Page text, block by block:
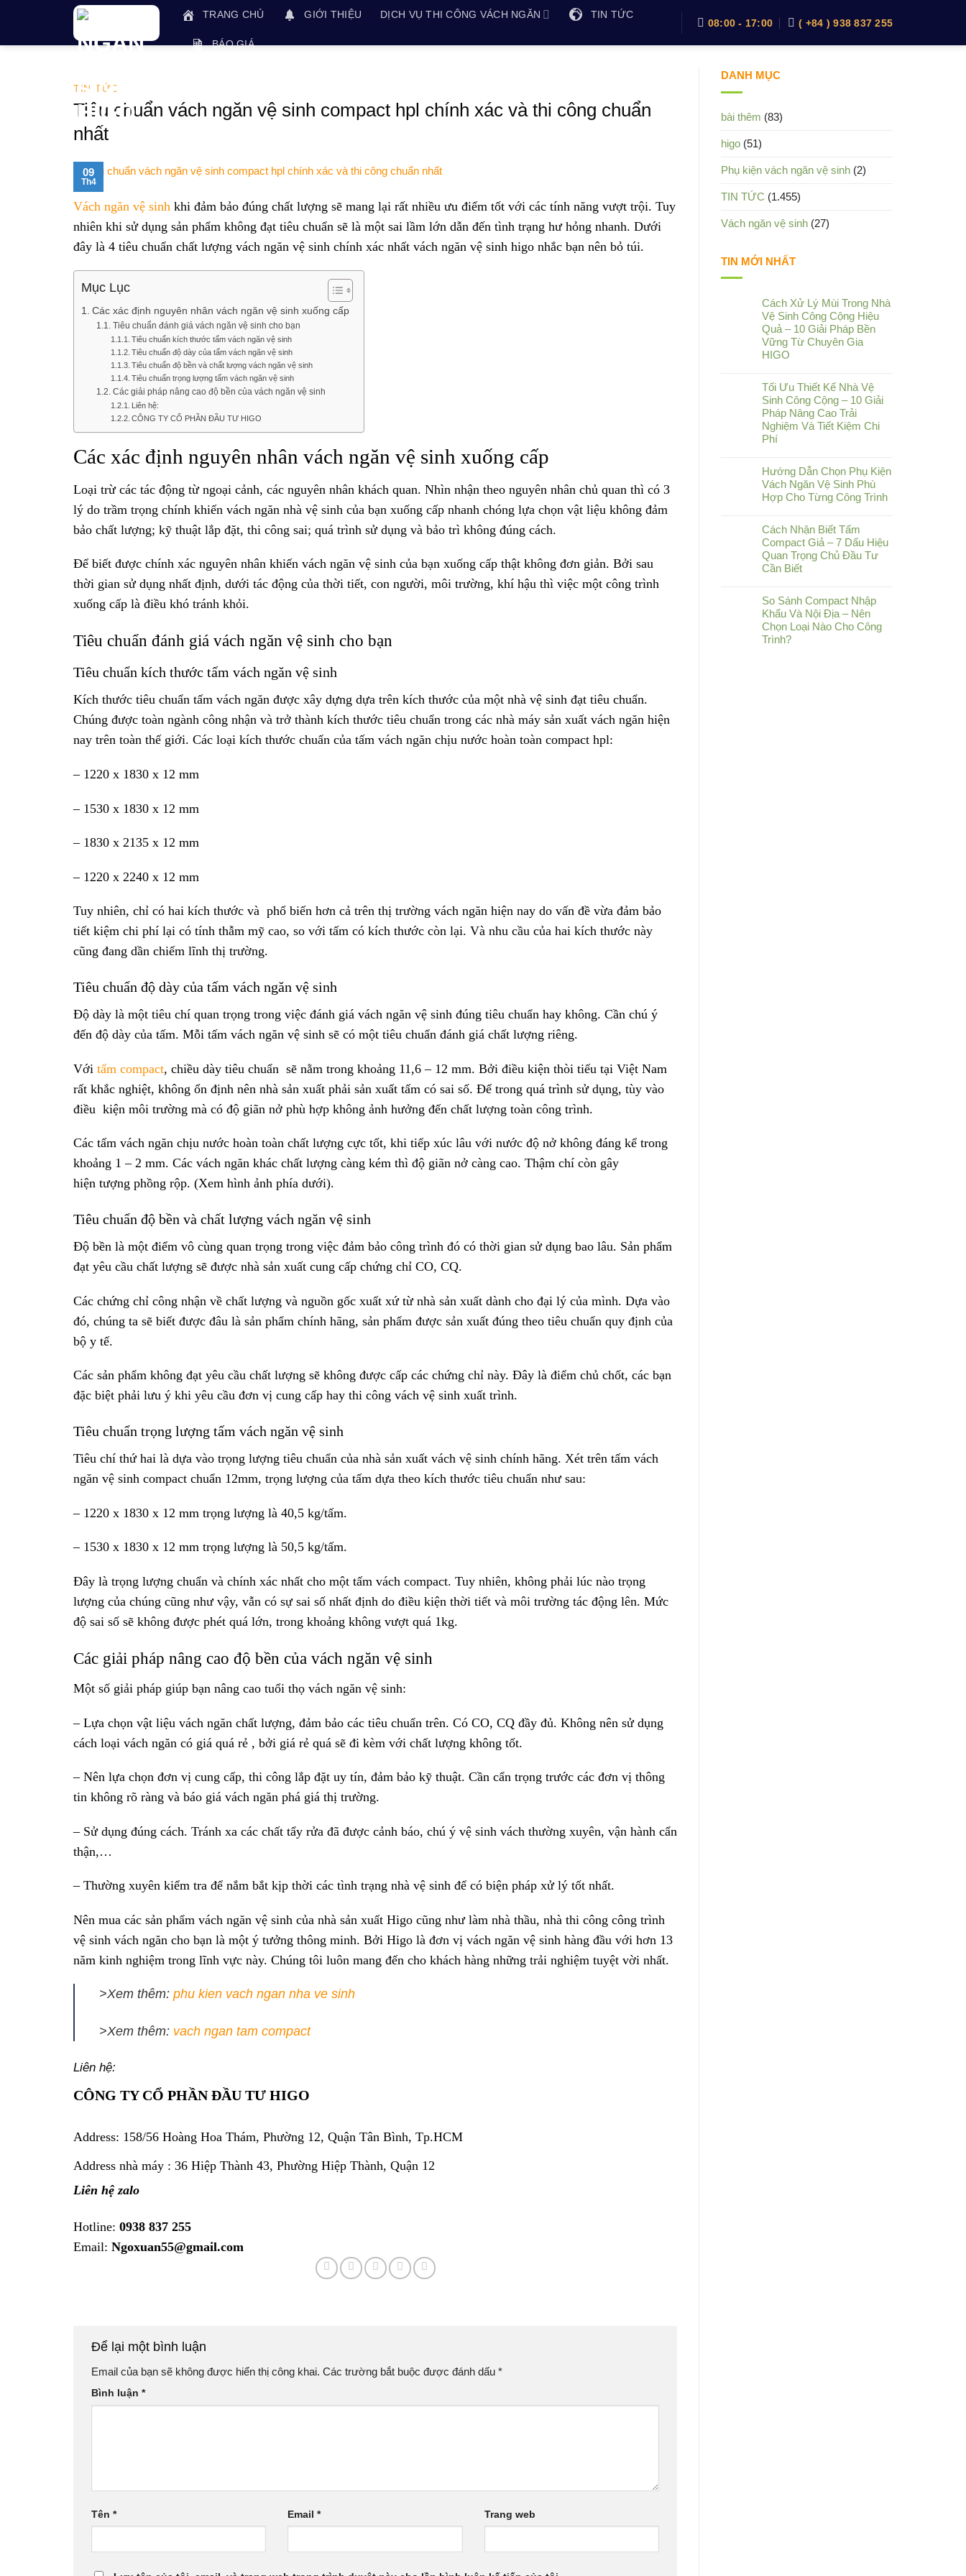
TRANG CHỦ GIỚI THIỆU DỊCH VỤ THI CÔNG VÁCH NGĂN TIN TỨC
BÁO GIÁ
08:00 - 17:00 ( +84 ) 938 837 255
TIN TỨC
Tiêu chuẩn vách ngăn vệ sinh compact hpl chính xác và thi công chuẩn
nhất
09
Th4
Vách ngăn vệ sinh khi đảm bảo đúng chất lượng sẽ mang lại rất nhiều ưu điểm tốt với các tính năng vượt trội. Tuy
nhiên khi sử dụng sản phẩm không đạt tiêu chuẩn sẽ là một sai lầm lớn dẫn đến tình trạng hư hỏng nhanh. Dưới
đây là 4 tiêu chuẩn chất lượng vách ngăn vệ sinh chính xác nhất vách ngăn vệ sinh higo nhắc bạn nên bỏ túi.
Mục Lục
Các xác định nguyên nhân vách ngăn vệ sinh xuống cấp
Tiêu chuẩn đánh giá vách ngăn vệ sinh cho bạn
Tiêu chuẩn kích thước tấm vách ngăn vệ sinh
Tiêu chuẩn độ dày của tấm vách ngăn vệ sinh
Tiêu chuẩn độ bền và chất lượng vách ngăn vệ sinh
Tiêu chuẩn trọng lượng tấm vách ngăn vệ sinh
Các giải pháp nâng cao độ bền của vách ngăn vệ sinh
Liên hệ:
CÔNG TY CỔ PHẦN ĐẦU TƯ HIGO
Các xác định nguyên nhân vách ngăn vệ sinh xuống cấp
Loại trừ các tác động từ ngoại cảnh, các nguyên nhân khách quan. Nhìn nhận theo nguyên nhân chủ quan thì có 3
lý do trầm trọng chính khiến vách ngăn nhà vệ sinh của bạn xuống cấp nhanh chóng lựa chọn vật liệu không đảm
bảo chất lượng; kỹ thuật lắp đặt, thi công sai; quá trình sử dụng và bảo trì không đúng cách.
Để biết được chính xác nguyên nhân khiến vách ngăn vệ sinh của bạn xuống cấp thật không đơn giản. Bởi sau
thời gian sử dụng nhất định, dưới tác động của thời tiết, con người, môi trường, khí hậu thì việc một công trình
xuống cấp là điều khó tránh khỏi.
Tiêu chuẩn đánh giá vách ngăn vệ sinh cho bạn
Tiêu chuẩn kích thước tấm vách ngăn vệ sinh
Kích thước tiêu chuẩn tấm vách ngăn được xây dựng dựa trên kích thước của một nhà vệ sinh đạt tiêu chuẩn.
Chúng được toàn ngành công nhận và trở thành kích thước tiêu chuẩn trong các nhà máy sản xuất vách ngăn hiện
nay trên toàn thế giới. Các loại kích thước chuẩn của tấm vách ngăn chịu nước hoàn toàn compact hpl:
– 1220 x 1830 x 12 mm
– 1530 x 1830 x 12 mm
– 1830 x 2135 x 12 mm
– 1220 x 2240 x 12 mm
Tuy nhiên, chỉ có hai kích thước và phổ biến hơn cả trên thị trường vách ngăn hiện nay do vấn đề vừa đảm bảo
tiết kiệm chi phí lại có tính thẫm mỹ cao, so với tấm có kích thước còn lại. Và nhu cầu của hai kích thước này
cũng đang dần chiếm lĩnh thị trường.
Tiêu chuẩn độ dày của tấm vách ngăn vệ sinh
Độ dày là một tiêu chí quan trọng trong việc đánh giá vách ngăn vệ sinh đúng tiêu chuẩn hay không. Cần chú ý
đến độ dày của tấm. Mỗi tấm vách ngăn vệ sinh sẽ có một tiêu chuẩn đánh giá chất lượng riêng.
Với tấm compact, chiều dày tiêu chuẩn sẽ nằm trong khoảng 11,6 – 12 mm. Bởi điều kiện thòi tiếu tại Việt Nam
rất khắc nghiệt, không ổn định nên nhà sản xuất phải sản xuất tấm có sai số. Để trong quá trình sử dụng, tùy vào
điều kiện môi trường mà có độ giãn nở phù hợp không ảnh hưởng đến chất lượng toàn công trình.
Các tấm vách ngăn chịu nước hoàn toàn chất lượng cực tốt, khi tiếp xúc lâu với nước độ nở không đáng kể trong
khoảng 1 – 2 mm. Các vách ngăn khác chất lượng càng kém thì độ giãn nở càng cao. Thậm chí còn gây
hiện tượng phồng rộp. (Xem hình ảnh phía dưới).
Tiêu chuẩn độ bền và chất lượng vách ngăn vệ sinh
Độ bền là một điểm vô cùng quan trọng trong việc đảm bảo công trình đó có thời gian sử dụng bao lâu. Sản phẩm
đạt yêu cầu chất lượng sẽ được nhà sản xuất cung cấp chứng chỉ CO, CQ.
Các chứng chỉ công nhận về chất lượng và nguồn gốc xuất xứ từ nhà sản xuất dành cho đại lý của mình. Dựa vào
đó, chúng ta sẽ biết được đâu là sản phẩm chính hãng, sản phẩm được sản xuất đúng theo tiêu chuẩn quy định của
bộ y tế.
Các sản phẩm không đạt yêu cầu chất lượng sẽ không được cấp các chứng chỉ này. Đây là điểm chủ chốt, các bạn
đặc biệt phải lưu ý khi yêu cầu đơn vị cung cấp hay thi công vách vệ sinh xuất trình.
Tiêu chuẩn trọng lượng tấm vách ngăn vệ sinh
Tiêu chí thứ hai là dựa vào trọng lượng tiêu chuẩn của nhà sản xuất vách vệ sinh chính hãng. Xét trên tấm vách
ngăn vệ sinh compact chuẩn 12mm, trọng lượng của tấm dựa theo kích thước tiêu chuẩn như sau:
– 1220 x 1830 x 12 mm trọng lượng là 40,5 kg/tấm.
– 1530 x 1830 x 12 mm trọng lượng là 50,5 kg/tấm.
Đây là trọng lượng chuẩn và chính xác nhất cho một tấm vách compact. Tuy nhiên, không phải lúc nào trọng
lượng của chúng cũng như vậy, vẫn có sự sai số nhất định do điều kiện thời tiết và môi trường tác động lên. Mức
độ sai số sẽ không được phét quá lớn, trong khoảng không vượt quá 1kg.
Các giải pháp nâng cao độ bền của vách ngăn vệ sinh
Một số giải pháp giúp bạn nâng cao tuổi thọ vách ngăn vệ sinh:
– Lựa chọn vật liệu vách ngăn chất lượng, đảm bảo các tiêu chuẩn trên. Có CO, CQ đầy đủ. Không nên sử dụng
cách loại vách ngăn có giá quá rẻ , bởi giá rẻ quá sẽ đi kèm với chất lượng không tốt.
– Nên lựa chọn đơn vị cung cấp, thi công lắp đặt uy tín, đảm bảo kỹ thuật. Cần cẩn trọng trước các đơn vị thông
tin không rõ ràng và báo giá vách ngăn phá giá thị trường.
– Sử dụng đúng cách. Tránh xa các chất tẩy rửa đã được cảnh báo, chú ý vệ sinh vách thường xuyên, vận hành cẩn
thận,…
– Thường xuyên kiểm tra để nắm bắt kịp thời các tình trạng nhà vệ sinh để có biện pháp xử lý tốt nhất.
Nên mua các sản phẩm vách ngăn vệ sinh của nhà sản xuất Higo cũng như làm nhà thầu, nhà thi công công trình
vệ sinh vách ngăn cho bạn là một ý tưởng thông minh. Bởi Higo là đơn vị vách ngăn vệ sinh hàng đầu với hơn 13
năm kinh nghiệm trong lĩnh vực này. Chúng tôi luôn mang đến cho khách hàng những trải nghiệm tuyệt vời nhất.
>Xem thêm: phu kien vach ngan nha ve sinh
>Xem thêm: vach ngan tam compact
Liên hệ:
CÔNG TY CỔ PHẦN ĐẦU TƯ HIGO
Address: 158/56 Hoàng Hoa Thám, Phường 12, Quận Tân Bình, Tp.HCM
Address nhà máy : 36 Hiệp Thành 43, Phường Hiệp Thành, Quận 12
Liên hệ zalo
Hotline: 0938 837 255
Email: Ngoxuan55@gmail.com
Để lại một bình luận
Email của bạn sẽ không được hiển thị công khai. Các trường bắt buộc được đánh dấu *
Bình luận *
Tên * Email* Trang web
DANH MỤC
bài thêm (83)
higo (51)
Phụ kiện vách ngăn vệ sinh (2)
TIN TỨC (1.455)
Vách ngăn vệ sinh (27)
TIN MỚI NHẤT
Cách Xử Lý Mùi Trong Nhà
Vệ Sinh Công Cộng Hiệu
Quả – 10 Giải Pháp Bền
Vững Từ Chuyên Gia
HIGO
Tối Ưu Thiết Kế Nhà Vệ
Sinh Công Cộng – 10 Giải
Pháp Nâng Cao Trải
Nghiệm Và Tiết Kiệm Chi
Phí
Hướng Dẫn Chọn Phụ Kiện
Vách Ngăn Vệ Sinh Phù
Hợp Cho Từng Công Trình
Cách Nhận Biết Tấm
Compact Giả – 7 Dấu Hiệu
Quan Trọng Chủ Đầu Tư
Cần Biết
So Sánh Compact Nhập
Khẩu Và Nội Địa – Nên
Chọn Loại Nào Cho Công
Trình?